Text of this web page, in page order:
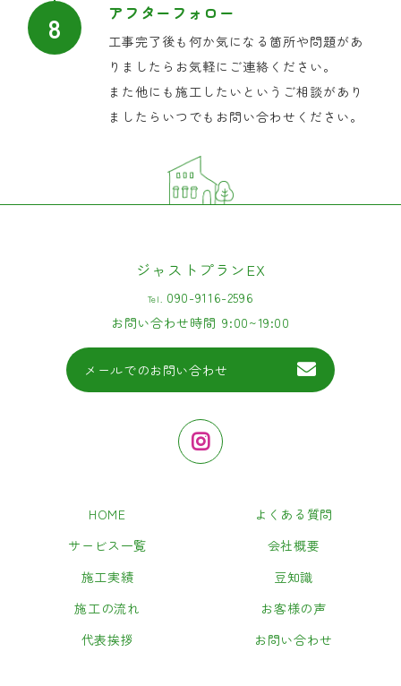
アフターフォロー
工事完了後も何か気になる箇所や問題があ
りましたらお気軽にご連絡ください。
また他にも施工したいというご相談があり
ましたらいつでもお問い合わせください。
ジャストプランEX
Tel.
090-9116-2596
お問い合わせ時間 9:00~19:00
メールでのお問い合わせ
HOME
サービス一覧
施工実績
施工の流れ
代表挨拶
よくある質問
会社概要
豆知識
お客様の声
お問い合わせ